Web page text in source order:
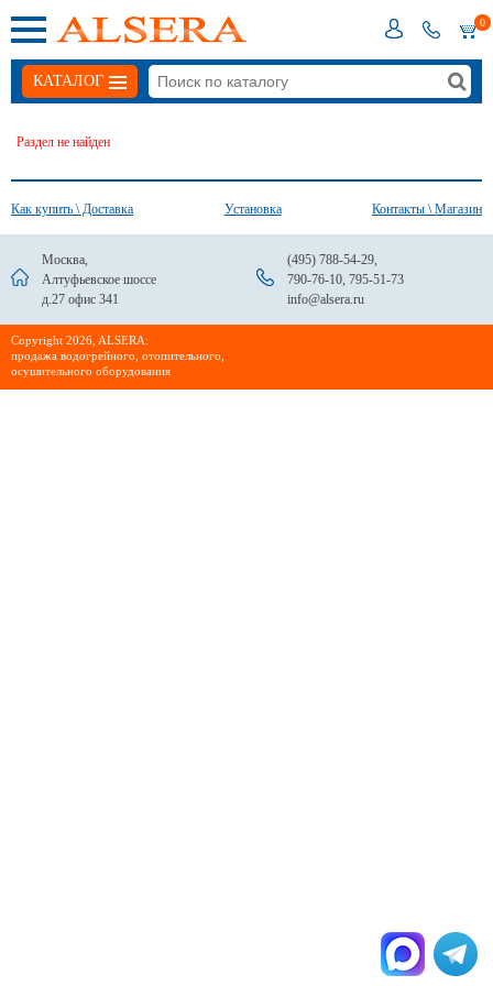
0
КАТАЛОГ
Раздел не найден
Как купить \ Доставка Установка Контакты \ Магазин
Москва,
Алтуфьевское шоссе
д.27 офис 341
(495) 788-54-29,
790-76-10, 795-51-73
info@alsera.ru
Сopyright 2026, ALSERA:
продажа водогрейного, отопительного,
осушительного оборудования